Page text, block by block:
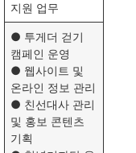
지원 업무
● 투게더 걷기
캠페인 운영
● 웹사이트 및
온라인 정보 관리
● 친선대사 관리
및 홍보 콘텐츠
기획